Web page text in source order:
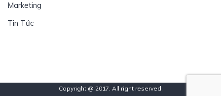
Marketing
Tin Tức
Copyright @ 2017. All right reserved.